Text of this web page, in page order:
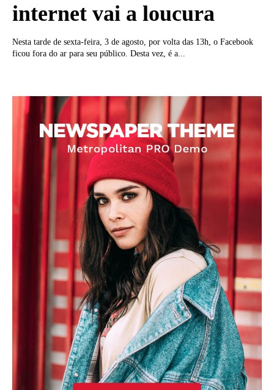
internet vai a loucura
Nesta tarde de sexta-feira, 3 de agosto, por volta das 13h, o Facebook
ficou fora do ar para seu público. Desta vez, é a...